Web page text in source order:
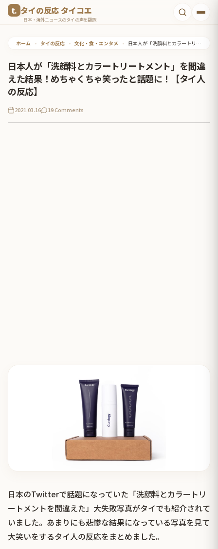
タイの反応 タイコエ
日本・海外ニュースのタイの声を翻訳
ホーム • タイの反応 • 文化・食・エンタメ • 日本人が「洗顔料とカラートリートメント」を間違えた結果！めちゃくちゃ笑ったと話題に！【タイ人の反応】
日本人が「洗顔料とカラートリートメント」を間違
えた結果！めちゃくちゃ笑ったと話題に！【タイ人
の反応】
2021.03.16 19 Comments
日本のTwitterで話題になっていた「洗顔料とカラートリ
ートメントを間違えた」大失敗写真がタイでも紹介されて
いました。あまりにも悲惨な結果になっている写真を見て
大笑いをするタイ人の反応をまとめました。